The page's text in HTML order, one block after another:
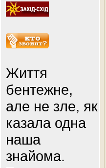
Життя
бентежне,
але не зле, як
казала одна
наша
знайома.